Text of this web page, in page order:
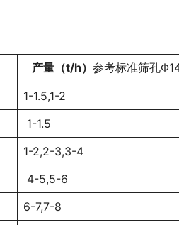
产量（t/h） 参考标准筛孔
1-1.5,1-2
1-1.5
1-2,2-3,3-4
4-5,5-6
6-7,7-8